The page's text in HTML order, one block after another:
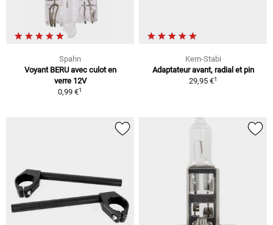
Spahn
Voyant BERU avec culot en
verre 12V
0,99 €1
Kern-Stabi
Adaptateur avant, radial et pin
29,95 €1